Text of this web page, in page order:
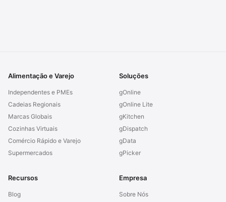
Alimentação e Varejo
Independentes e PMEs
Cadeias Regionais
Marcas Globais
Cozinhas Virtuais
Comércio Rápido e Varejo
Supermercados
Soluções
gOnline
gOnline Lite
gKitchen
gDispatch
gData
gPicker
Recursos
Blog
Empresa
Sobre Nós